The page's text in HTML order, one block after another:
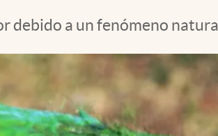
debido a un fenómeno